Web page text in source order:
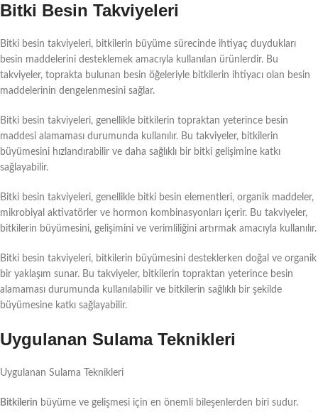
Bitki Besin Takviyeleri
Bitki besin takviyeleri, bitkilerin büyüme sürecinde ihtiyaç duydukları
besin maddelerini desteklemek amacıyla kullanılan ürünlerdir. Bu
takviyeler, toprakta bulunan besin öğeleriyle bitkilerin ihtiyacı olan besin
maddelerinin dengelenmesini sağlar.
Bitki besin takviyeleri, genellikle bitkilerin topraktan yeterince besin
maddesi alamaması durumunda kullanılır. Bu takviyeler, bitkilerin
büyümesini hızlandırabilir ve daha sağlıklı bir bitki gelişimine katkı
sağlayabilir.
Bitki besin takviyeleri, genellikle bitki besin elementleri, organik maddeler,
mikrobiyal aktivatörler ve hormon kombinasyonları içerir. Bu takviyeler,
bitkilerin büyümesini, gelişimini ve verimliliğini artırmak amacıyla kullanılır.
Bitki besin takviyeleri, bitkilerin büyümesini desteklerken doğal ve organik
bir yaklaşım sunar. Bu takviyeler, bitkilerin topraktan yeterince besin
alamaması durumunda kullanılabilir ve bitkilerin sağlıklı bir şekilde
büyümesine katkı sağlayabilir.
Uygulanan Sulama Teknikleri
Uygulanan Sulama Teknikleri
Bitkilerin büyüme ve gelişmesi için en önemli bileşenlerden biri sudur.